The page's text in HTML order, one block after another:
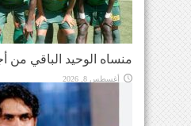
منساه الوحيد الباقي من
أغسطس 8, 2026